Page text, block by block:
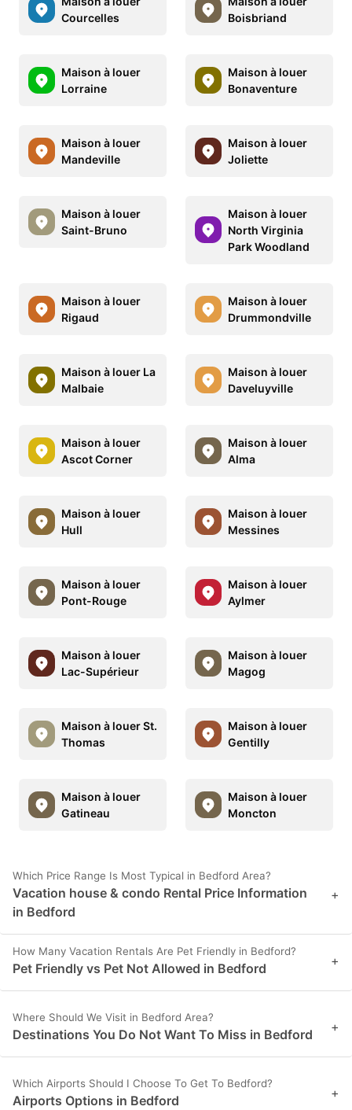
Courcelles
Boisbriand
Maison à louer
Lorraine
Maison à louer
Bonaventure
Maison à louer
Mandeville
Maison à louer
Joliette
Maison à louer
Saint-Bruno
Maison à louer
North Virginia
Park Woodland
Maison à louer
Rigaud
Maison à louer
Drummondville
Maison à louer La
Malbaie
Maison à louer
Daveluyville
Maison à louer
Ascot Corner
Maison à louer
Alma
Maison à louer
Hull
Maison à louer
Messines
Maison à louer
Pont-Rouge
Maison à louer
Aylmer
Maison à louer
Lac-Supérieur
Maison à louer
Magog
Maison à louer St.
Thomas
Maison à louer
Gentilly
Maison à louer
Gatineau
Maison à louer
Moncton
Which Price Range Is Most Typical in Bedford Area?
Vacation house & condo Rental Price Information
in Bedford
+
How Many Vacation Rentals Are Pet Friendly in Bedford?
Pet Friendly vs Pet Not Allowed in Bedford +
Where Should We Visit in Bedford Area?
Destinations You Do Not Want To Miss in Bedford +
Which Airports Should I Choose To Get To Bedford?
Airports Options in Bedford +